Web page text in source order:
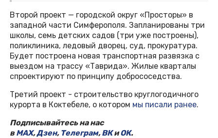
Второй проект — городской округ «Просторы» в
западной части Симферополя. Запланированы три
школы, семь детских садов (три уже построены),
поликлиника, ледовый дворец, суд, прокуратура.
Будет построена новая транспортная развязка с
выездом на трассу «Таврида». Жилые кварталы
спроектируют по принципу добрососедства.
Третий проект - строительство круглогодичного
курорта в Коктебеле, о котором мы писали ранее.
Подписывайтесь на нас
вMAX,Дзен, Телеграм,ВКиОК.